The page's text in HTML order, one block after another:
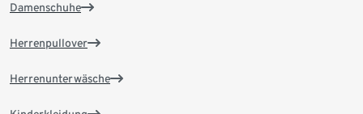
Damenschuhe
Herrenpullover
Herrenunterwäsche